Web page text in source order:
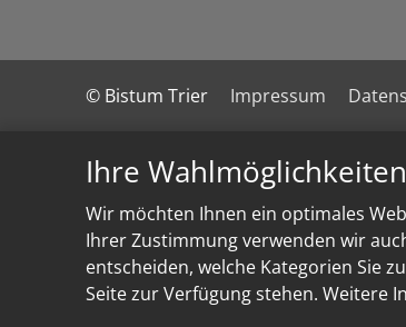
Ihre
Wir möchten Ihnen ein optimales
Ihrer Zustimmung verwenden wir
entscheiden, welche Kategorien Sie
Seite zur Verfügung stehen. Weitere
© Bistum Trier Impressum